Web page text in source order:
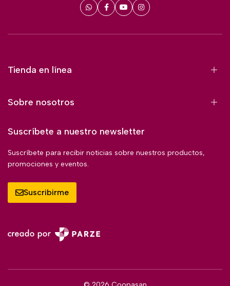
Tienda en línea
Sobre nosotros
Suscríbete a nuestro newsletter
Suscríbete para recibir noticias sobre nuestros productos,
promociones y eventos.
Suscribirme